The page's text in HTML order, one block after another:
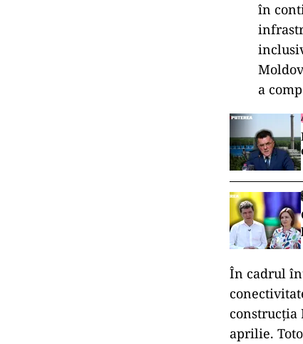
în
a
În cadrul
construcția
aprilie.